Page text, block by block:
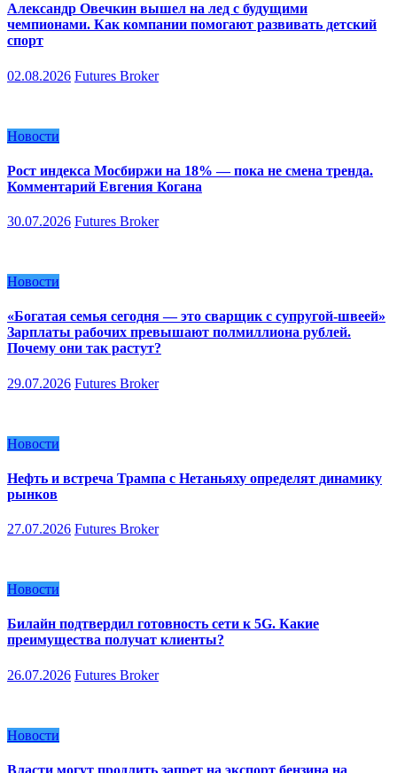
Александр Овечкин вышел на лед с будущими
чемпионами. Как компании помогают развивать детский
спорт
02.08.2026 Futures Broker
Новости
Рост индекса Мосбиржи на 18% — пока не смена тренда.
Комментарий Евгения Когана
30.07.2026 Futures Broker
Новости
«Богатая семья сегодня — это сварщик с супругой-швеей»
Зарплаты рабочих превышают полмиллиона рублей.
Почему они так растут?
29.07.2026 Futures Broker
Новости
Нефть и встреча Трампа с Нетаньяху определят динамику
рынков
27.07.2026 Futures Broker
Новости
Билайн подтвердил готовность сети к 5G. Какие
преимущества получат клиенты?
26.07.2026 Futures Broker
Новости
Власти могут продлить запрет на экспорт бензина на